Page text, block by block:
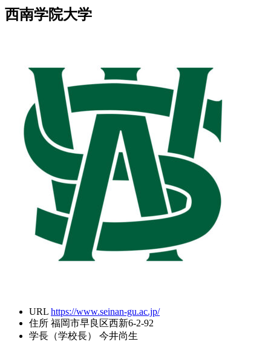
西南学院大学
URL https://www.seinan-gu.ac.jp/
住所 福岡市早良区西新6-2-92
学長（学校長）
今井尚生